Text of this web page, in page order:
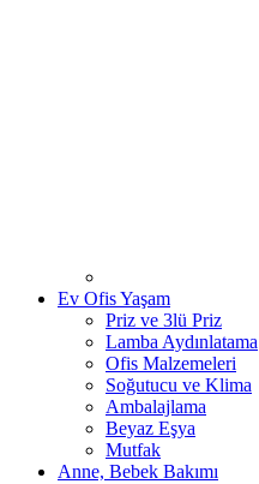
Ev Ofis Yaşam
Priz ve 3lü Priz
Lamba Aydınlatama
Ofis Malzemeleri
Soğutucu ve Klima
Ambalajlama
Beyaz Eşya
Mutfak
Anne, Bebek Bakımı